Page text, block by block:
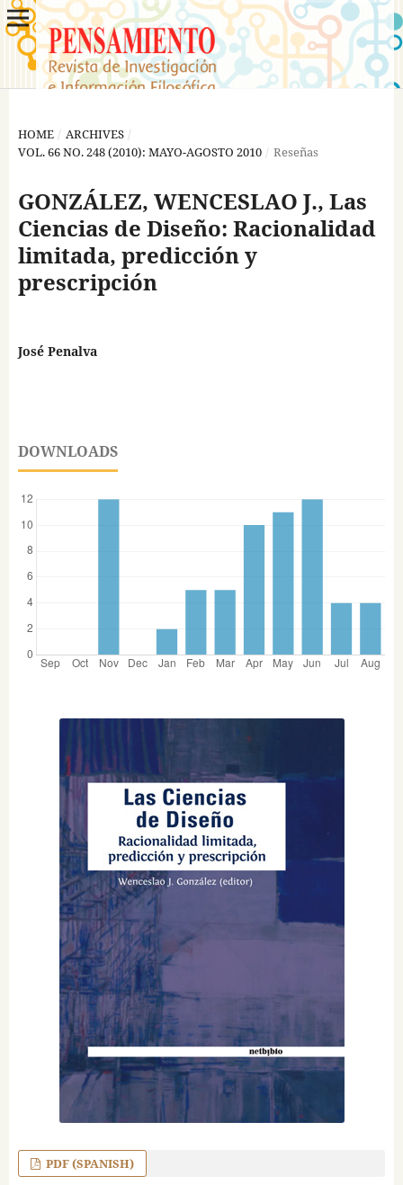
HOME / ARCHIVES /
VOL. 66 NO. 248 (2010): MAYO-AGOSTO 2010 / Reseñas
GONZÁLEZ, WENCESLAO J., Las
Ciencias de Diseño: Racionalidad
limitada, predicción y
prescripción
José Penalva
DOWNLOADS
PDF (SPANISH)